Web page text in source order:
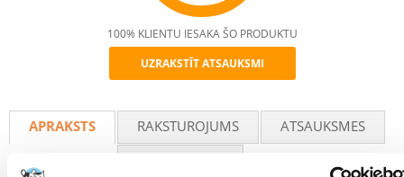
Recommend
100% KLIENTU IESAKA ŠO PRODUKTU
UZRAKSTĪT ATSAUKSMI
APRAKSTS RAKSTUROJUMS
ATSAUKSMES